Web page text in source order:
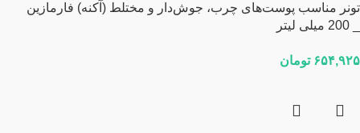
تونر مناسب پوست‌های چرب، جوش‌دار و مختلط (آکنه) فارمازین
۶۵۴,۹۲۵ تومان